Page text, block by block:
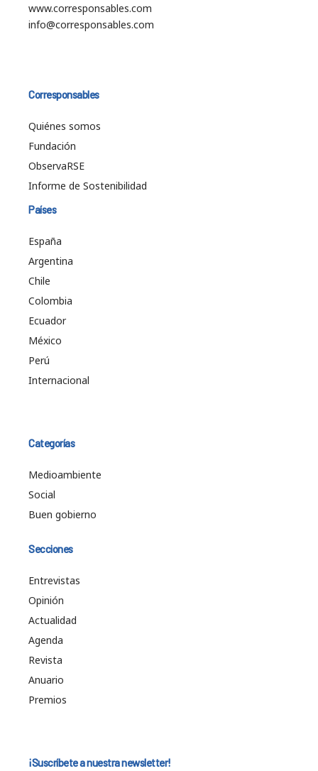
www.corresponsables.com
info@corresponsables.com
Corresponsables
Quiénes somos
Fundación
ObservaRSE
Informe de Sostenibilidad
Países
España
Argentina
Chile
Colombia
Ecuador
México
Perú
Internacional
Categorías
Medioambiente
Social
Buen gobierno
Secciones
Entrevistas
Opinión
Actualidad
Agenda
Revista
Anuario
Premios
¡Suscríbete a nuestra newsletter!